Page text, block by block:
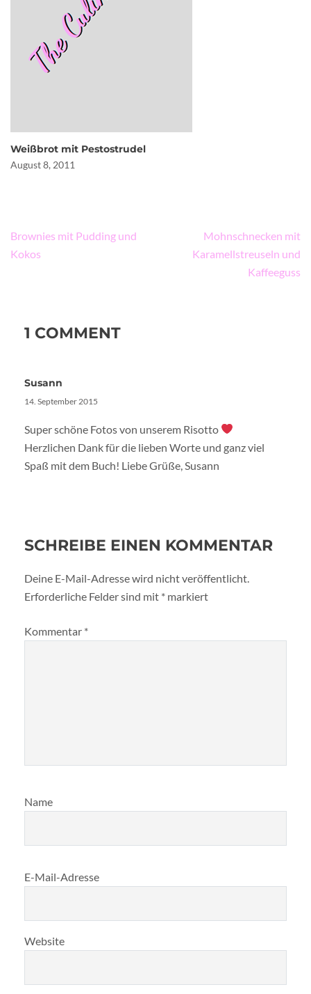
Weißbrot mit Pestostrudel
August 8, 2011
Beitragsnavigation
Brownies mit Pudding und
Kokos
Mohnschnecken mit
Karamellstreuseln und
Kaffeeguss
1 COMMENT
Susann
14. September 2015
Super schöne Fotos von unserem Risotto
Herzlichen Dank für die lieben Worte und ganz viel
Spaß mit dem Buch! Liebe Grüße, Susann
SCHREIBE EINEN KOMMENTAR
Deine E-Mail-Adresse wird nicht veröffentlicht.
Erforderliche Felder sind mit * markiert
Kommentar *
Name
E-Mail-Adresse
Website